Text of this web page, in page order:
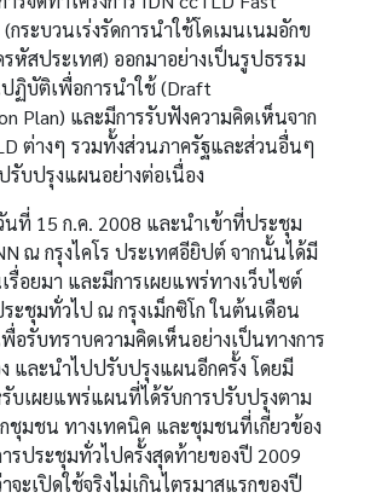
กระบวนเร่งรัดการนำใช้โดเมนเนมอักข
หัสประเทศ) ออกมาอย่างเป็นรูปธรรม
ฏิบัติเพื่อการนำใช้ (Draft
Plan) และมีการรับฟังความคิดเห็นจาก
ต่างๆ รวมทั้งส่วนภาครัฐและส่วนอื่นๆ
รับปรุงแผนอย่างต่อเนื่อง
นที่ 15 ก.ค. 2008 และนำเข้าที่ประชุม
ณ กรุงไคโร ประเทศอียิปต์ จากนั้นได้มี
อยมา และมีการเผยแพร่ทางเว็บไซต์
ะชุมทั่วไป ณ กรุงเม็กซิโก ในต้นเดือน
อรับทราบความคิดเห็นอย่างเป็นทางการ
และนำไปปรับปรุงแผนอีกครั้ง โดยมี
บเผยแพร่แผนที่ได้รับการปรับปรุงตาม
ชุมชน ทางเทคนิค และชุมชนที่เกี่ยวข้อง
รประชุมทั่วไปครั้งสุดท้ายของปี 2009
จะเปิดใช้จริงไม่เกินไตรมาสแรกของปี